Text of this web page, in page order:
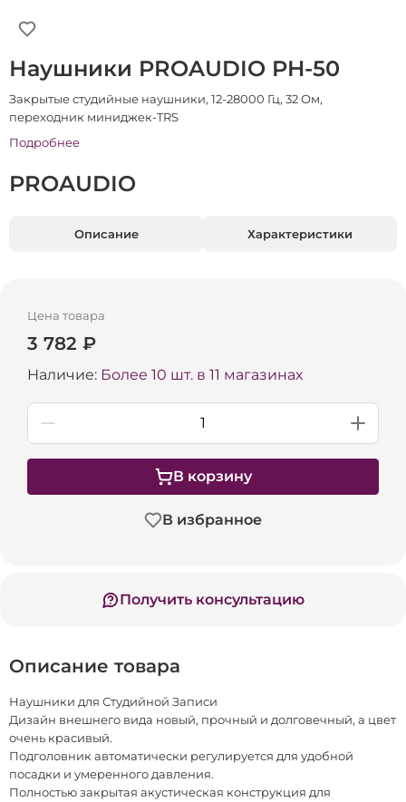
Наушники PROAUDIO PH-50
Закрытые студийные наушники, 12-28000 Гц, 32 Ом,
переходник миниджек-TRS
Подробнее
PROAUDIO
Описание Характеристики
Цена товара
3 782 ₽
Наличие: Более 10 шт. в 11 магазинах
В корзину
В избранное
Получить консультацию
Описание товара
Наушники для Студийной Записи
Дизайн внешнего вида новый, прочный и долговечный, а цвет
очень красивый.
Подголовник автоматически регулируется для удобной
посадки и умеренного давления.
Полностью закрытая акустическая конструкция для